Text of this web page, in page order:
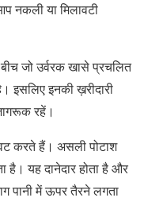
नकली या मिलावटी
जो उर्वरक खासे प्रचलित
इसलिए इनकी ख़रीदारी
रहें।
करते हैं। असली पोटाश
है। यह दानेदार होता है और
पानी में ऊपर तैरने लगता